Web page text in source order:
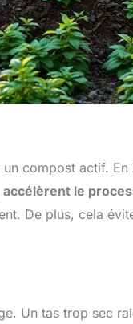
compost actif.
accélèrent le
De plus, cela
Un tas trop sec